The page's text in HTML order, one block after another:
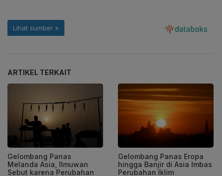
ARTIKEL TERKAIT
Gelombang Panas
Melanda Asia, Ilmuwan
Sebut karena Perubahan
Gelombang Panas Eropa
hingga Banjir di Asia Imbas
Perubahan Iklim